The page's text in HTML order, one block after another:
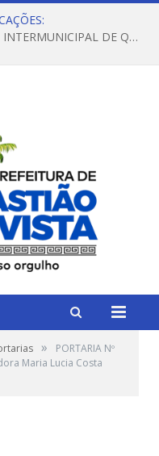
REGULAMENTO DO X CONCURSO INTERMUNICIPAL DE QUADRILHAS JUNINAS – 2026 – ARRAIÁ DA VENEZA
»
PORTARIA Nº
Maria Lucia Costa